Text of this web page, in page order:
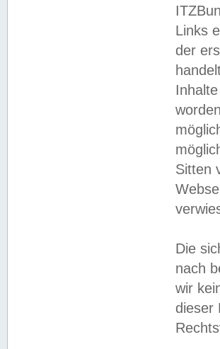
Links
der
Sitten
Die
nach
wir
dieser